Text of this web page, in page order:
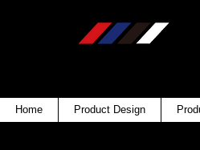
Home Product Design